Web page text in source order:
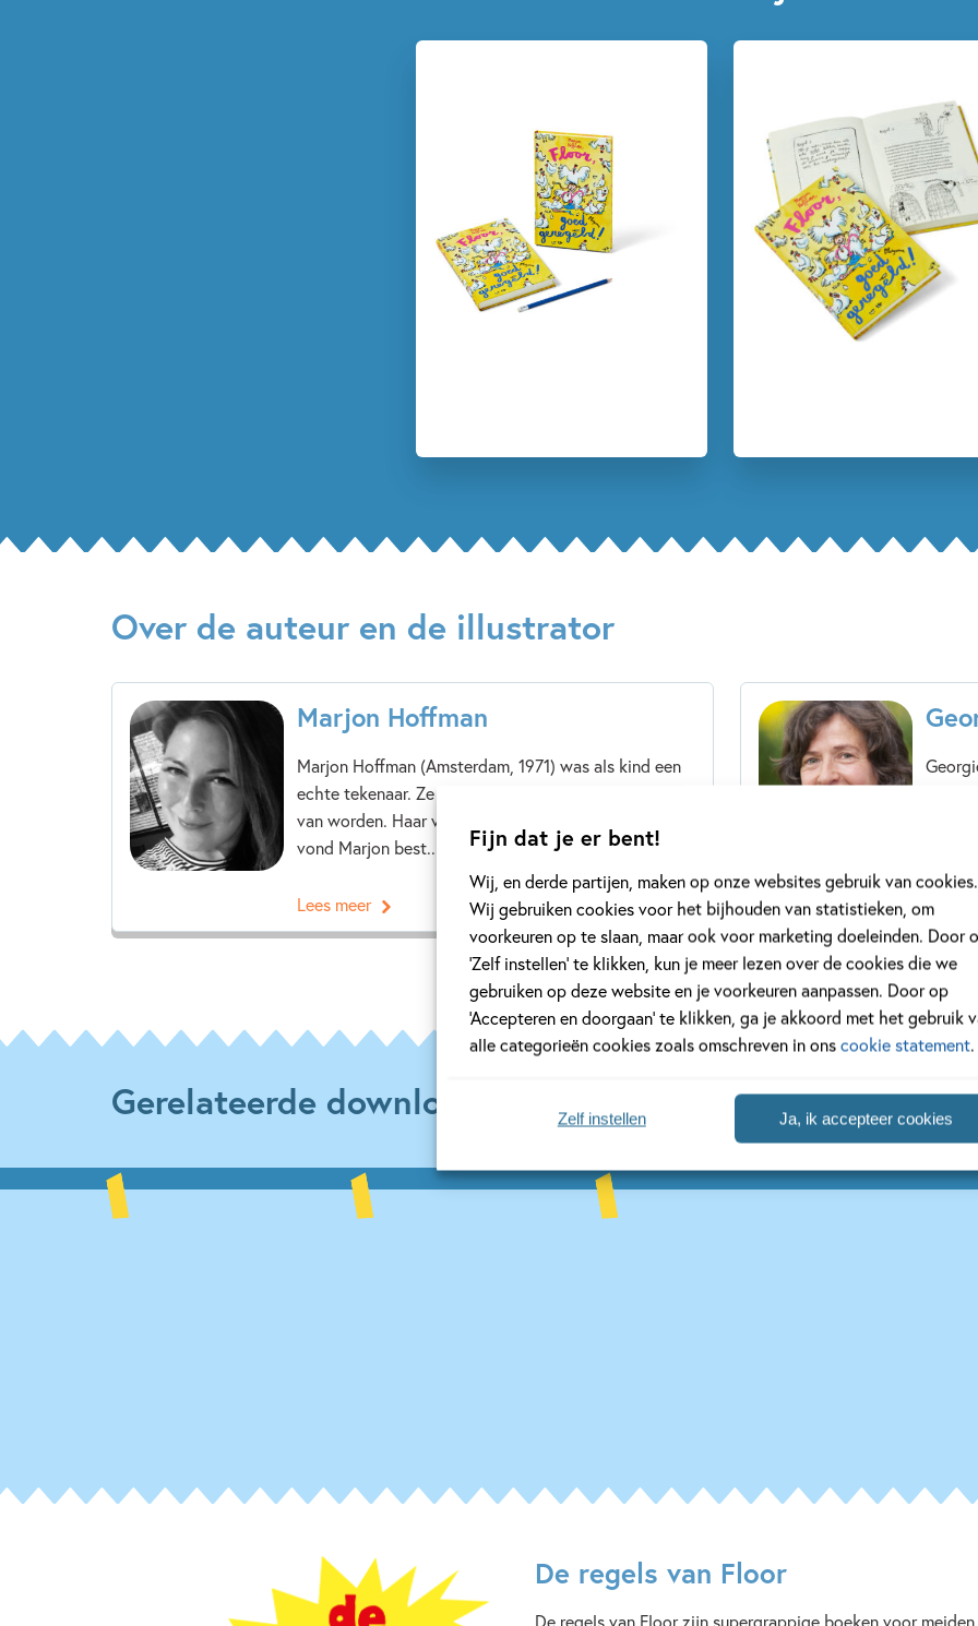
Fijn dat je er bent!
Wij, en derde partijen, maken op onze websites gebruik van cookies.
Wij gebruiken cookies voor het bijhouden van statistieken, om
voorkeuren op te slaan, maar ook voor marketing doeleinden. Door
‘Zelf instellen’ te klikken, kun je meer lezen over de cookies die we
gebruiken op deze website en je voorkeuren aanpassen. Door op
‘Accepteren en doorgaan’ te klikken, ga je akkoord met het gebruik
alle categorieën cookies zoals omschreven in onscookie statement.
Ja, ik accepteer cookies
Zelf instellen
Marjon
Over de auteur en de illustrator
Marjon Hoffman
Marjon Hoffman (Amsterdam, 1971) was als kind een
echte tekenaar. Ze tekende tot haar ouders er gek
van worden. Haar vader hield van jazz. Die muziek
vond Marjon best...
Lees meer Lees
Gerelateerde downloads
De regels van Floor
De regels van Floor zijn supergrappige boeken voor